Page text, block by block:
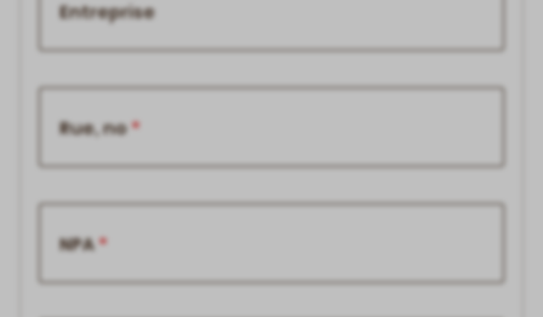
Entreprise
Rue, no
NPA